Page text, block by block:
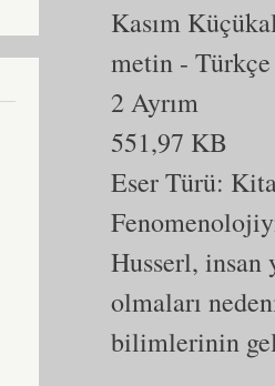
Kasım
metin - Türkçe
2 Ayrım
551,97 KB
Eser Türü:
Husserl, insan
olmaları
bilimlerinin